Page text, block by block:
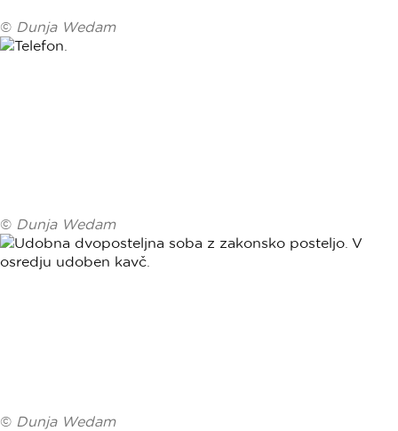
© Dunja Wedam
© Dunja Wedam
© Dunja Wedam